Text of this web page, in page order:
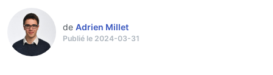
de Adrien Millet
Publié le 2024-03-31